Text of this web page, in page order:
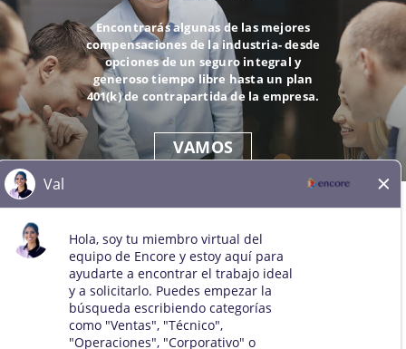
Encontrarás algunas de las mejores
compensaciones de la industria- desde
opciones de un seguro integral y
generoso tiempo libre hasta un plan
401(k) de contrapartida de la empresa.
VAMOS
© 2026 Todos los derechos reservados. Todas las marcas
comerciales de terceros se mantienen como propiedad de sus
respectivos dueños. Todos los solicitantes cualificados serán
considerados para el puesto sin distinción de raza, color, sexo,
orientación sexual, identidad de género, religión, nacionalidad,
discapacidad, condición de veterano, edad, estado civil,